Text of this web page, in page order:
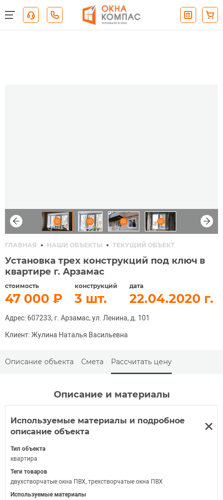
ГЛАВНАЯ НАШИ ОБЪЕКТЫ ТЕКУЩИЙ ОБЪЕКТ
Установка трех конструкций под ключ в
квартире г. Арзамас
стоимость
47 000
конструкций
3
дата
22.04.2020
Адрес: 607233, г. Арзамас, ул. Ленина, д. 101
Клиент: Жулина Наталья Васильевна
Описание объекта Смета Рассчитать цену
Описание и материалы
Используемые материалы и подробное
описание объекта
Тип объекта
квартира
Теги товаров
двухстворчатые окна ПВХ, трехстворчатые окна ПВХ
Используемые материалы